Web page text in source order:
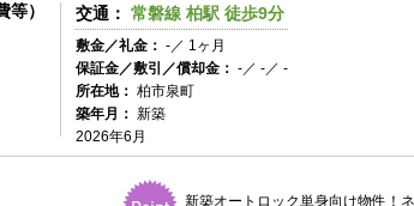
等） 交通： 常磐線 柏駅 徒歩9分
敷金／礼金： -／ 1ヶ月
保証金／敷引／償却金： -／ -／ -
所在地： 柏市泉町
築年月： 新築
2026年6月
新築オートロック単身向け物件！